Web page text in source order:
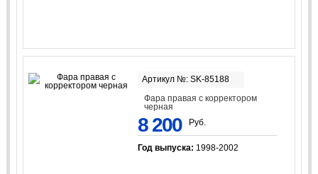
Артикул №: SK-85188
Фара правая с корректором
черная
8 200 Руб.
Год выпуска: 1998-2002